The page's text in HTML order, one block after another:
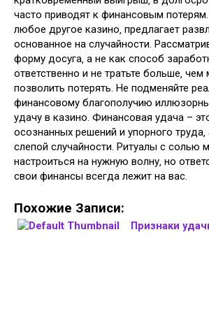
часто приводят к финансовым потерям.
любое другое казино‚ предлагает
основанное на случайности.
форму досуга‚ а не как способ
ответственно и не тратьте больше‚
позволить потерять. Не подменяйте
финансовому благополучию
удачу в казино. Финансовая удача –
осознанных решений и упорного труда‚
слепой случайности. Ритуалы с солью
настроиться на нужную волну‚ но
свои финансы всегда лежит на вас.
Похожие Записи:
Признаки